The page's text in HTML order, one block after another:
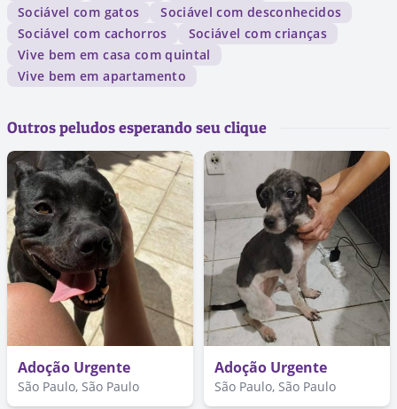
Sociável com gatos
Sociável com desconhecidos
Sociável com cachorros
Sociável com crianças
Vive bem em casa com quintal
Vive bem em apartamento
Outros peludos esperando seu clique
Adoção Urgente
São Paulo, São Paulo
Adoção Urgente
São Paulo, São Paulo